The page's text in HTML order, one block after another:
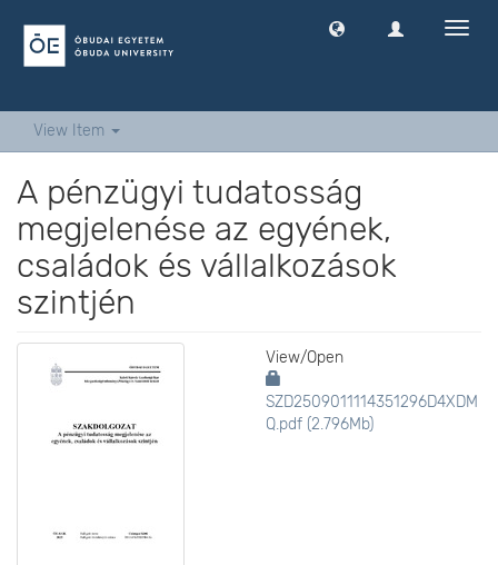
View Item
A pénzügyi tudatosság
megjelenése az egyének,
családok és vállalkozások
szintjén
View/Open
SZD2509011114351296D4XDM
Q.pdf (2.796Mb)